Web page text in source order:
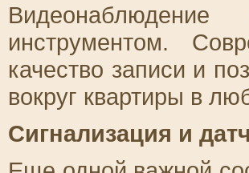
инструментом.
качество записи и
вокруг квартиры в
Сигнализация и